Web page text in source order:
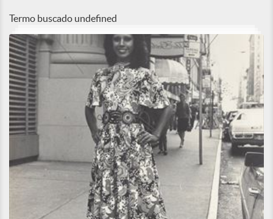
Termo buscado undefined